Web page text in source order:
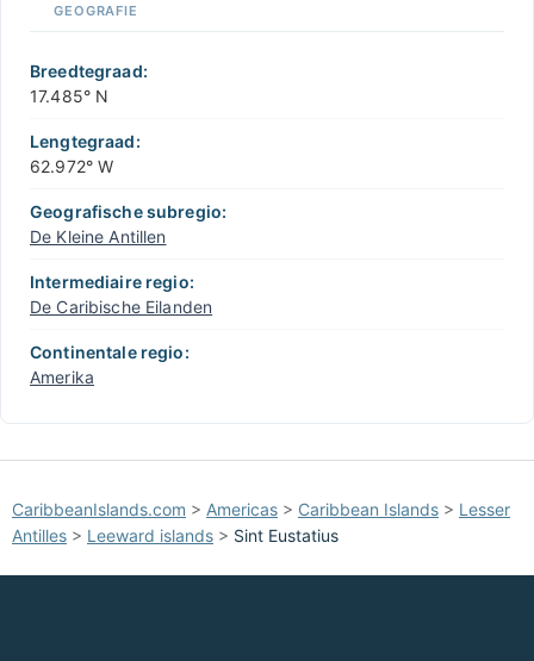
−
GEOGRAFIE
Breedtegraad:
17.485° N
Lengtegraad:
62.972° W
Geografische subregio:
De Kleine Antillen
Intermediaire regio:
De Caribische Eilanden
Continentale regio:
Amerika
CaribbeanIslands.com > Americas > Caribbean Islands > Lesser
Antilles > Leeward islands > Sint Eustatius